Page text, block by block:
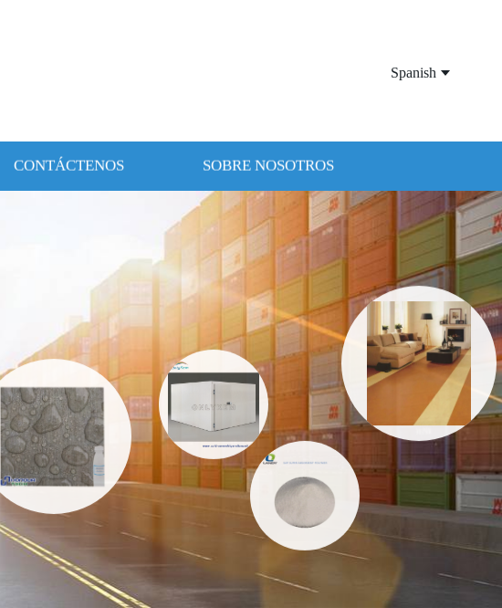
Spanish
CONTÁCTENOS SOBRE NOSOTROS